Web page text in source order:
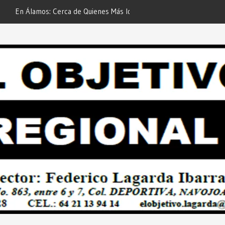
Quienes Más lo Necesitan… Desde:
Regional”.
AUTOMÓVIL DODGE
Regional”.